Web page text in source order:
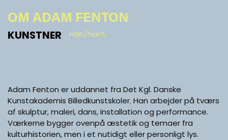
OM ADAM FENTON
KUNSTNER Han/ham
Adam Fenton er uddannet fra Det Kgl. Danske
Kunstakademis Billedkunstskoler. Han arbejder på tværs
af skulptur, maleri, dans, installation og performance.
Værkerne bygger ovenpå æstetik og temaer fra
kulturhistorien, men i et nutidigt eller personligt lys.